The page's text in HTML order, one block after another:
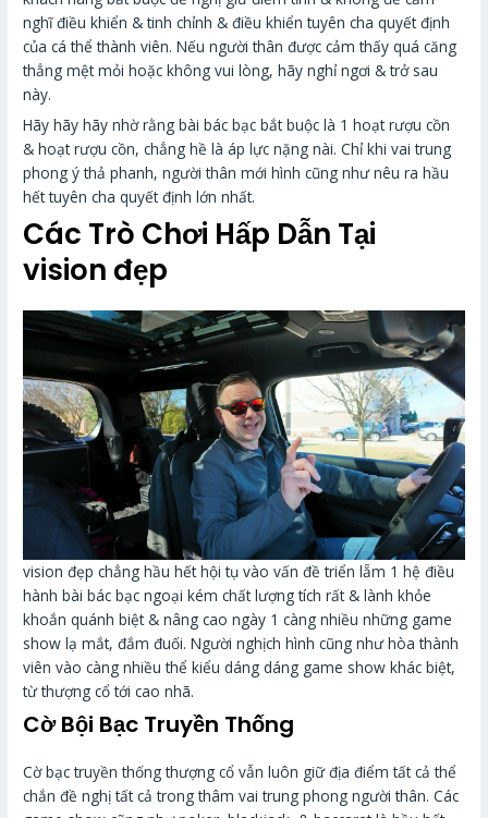
nghĩ điều khiển & tinh chỉnh & điều khiển tuyên cha quyết định
của cá thể thành viên. Nếu người thân được cảm thấy quá căng
thẳng mệt mỏi hoặc không vui lòng, hãy nghỉ ngơi & trở sau
này.
Hãy hãy hãy nhờ rằng bài bác bạc bắt buộc là 1 hoạt rượu cồn
& hoạt rượu cồn, chẳng hề là áp lực nặng nài. Chỉ khi vai trung
phong ý thả phanh, người thân mới hình cũng như nêu ra hầu
hết tuyên cha quyết định lớn nhất.
Các Trò Chơi Hấp Dẫn Tại
vision đẹp
vision đẹp chẳng hầu hết hội tụ vào vấn đề triển lẵm 1 hệ điều
hành bài bác bạc ngoại kém chất lượng tích rất & lành khỏe
khoắn quánh biệt & nâng cao ngày 1 càng nhiều những game
show lạ mắt, đắm đuối. Người nghịch hình cũng như hòa thành
viên vào càng nhiều thể kiểu dáng dáng game show khác biệt,
từ thượng cổ tới cao nhã.
Cờ Bội Bạc Truyền Thống
Cờ bạc truyền thống thượng cổ vẫn luôn giữ địa điểm tất cả thể
chắn đề nghị tất cả trong thâm vai trung phong người thân. Các